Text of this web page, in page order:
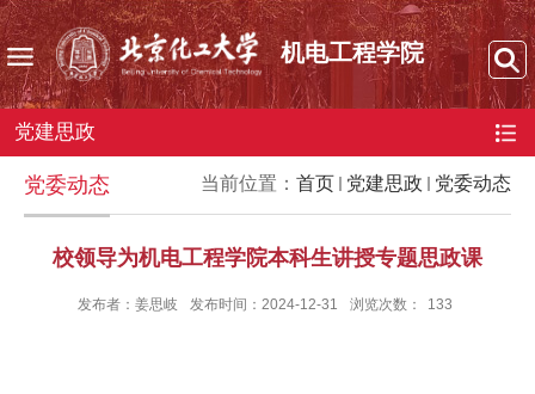
机电工程学院
党建思政
当前位置： 首页 党建思政 党委动态
党委动态
校领导为机电工程学院本科生讲授专题思政课
发布者：姜思岐 发布时间：2024-12-31 浏览次数： 133